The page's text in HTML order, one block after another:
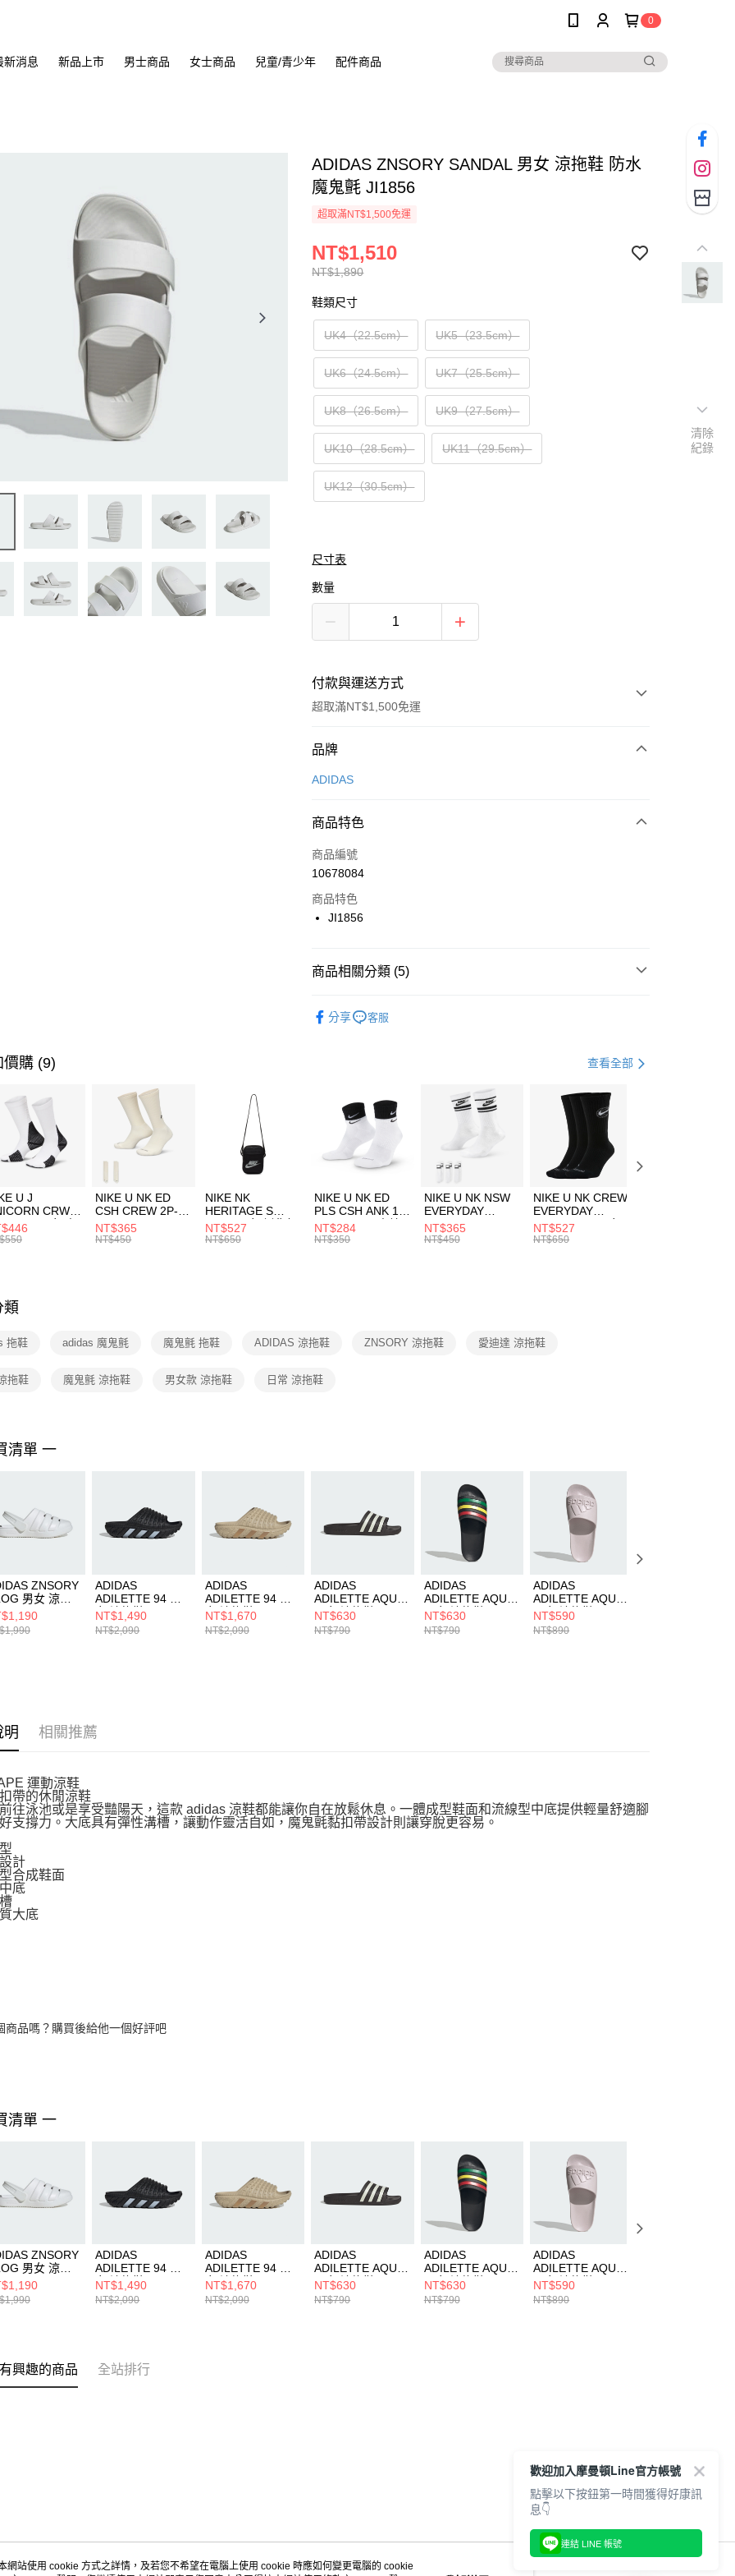
0
新消息 新品上市 男士商品 女士商品 兒童/青少年 配件商品
ADIDAS ZNSORY SANDAL 男女 涼拖鞋 防水
魔鬼氈 JI1856
超取滿NT$1,500免運
NT$1,890
NT$1,510
鞋類尺寸
UK4（22.5cm） UK5（23.5cm）
UK6（24.5cm） UK7（25.5cm）
UK8（26.5cm） UK9（27.5cm）
UK10（28.5cm） UK11（29.5cm）
UK12（30.5cm）
尺寸表
數量
付款與運送方式
超取滿NT$1,500免運
付款方式
信用卡一次付款
合作金庫商業銀行
華南商業銀行
上海商業儲蓄銀行
國泰世華商業銀行
聯邦商業銀行
台新國際商業銀行
LINE Pay
Apple Pay
【關於「AFTEE先享後付」】
３．安心：先確認商品／服務後，再付款。
【「AFTEE先享後付」結帳流程】
１．於結帳方式選擇「AFTEE先享後付」後，將跳轉至「AFTEE先享後
付」結帳頁面，進行簡訊認證並確認金額後，即可完成結帳。
２．訂單成立數日內，您將收到繳費通知簡訊。
３．收到繳費通知簡訊後14天內，點擊此簡訊中的連結，可透過四大超商
／ATM／網路銀行／等多元方式進行付款，方視為交易完成。
※ 請注意：結帳手續完成當下不需立刻繳費，但若您需要取消訂單，請聯
絡購買商品的店家。未經商家同意取消之訂單仍視為有效，需透過AFTEE
先享後付繳納相關費用。
１．透過由恩沛科技股份有限公司提供之「AFTEE先享後付」服務完成之
交易，需依本服務之必要範圍內提供個人資料，並將交易相關給付款項請
２．關於個人資料處理事宜，請瀏覽以下網址：
５．嚴禁一人註冊多個帳號或使用他人資訊註冊。若發現惡意使用之情
形，恩沛科技股份有限公司將有權停止該用戶之使用額度並採取法律行
動。
每筆NT$100，滿NT$1,500(含以上)免運費
每筆NT$100，滿NT$1,500(含以上)免運費
付款後門市自取
每筆NT$100，滿NT$1,500(含以上)免運費
品牌
ADIDAS
商品特色
商品編號
10678084
商品特色
JI1856
商品相關分類 (5)
促銷活動 兒童/青少年｜鞋服6折起
分享 客服
價購 (9) 查看全部
U J
CRW
-160 男女 中
FZ3393100
NIKE U NK ED
CSH CREW 2P-
144 EMBRDY 男
女 短統襪
NT$365
NT$450
NIKE NK
HERITAGE S
SMIT 男女 側背包
BA5871010
NT$527
NT$650
NIKE U NK ED
PLS CSH ANK 1P
144 DBL 男 中統
襪 DH4058104
NT$284
NT$350
NIKE U NK NSW
EVERYDAY
ESSENTIAL CR
男女 短統襪
NT$365
NT$450
NIKE U NK CREW
EVERYDAY
BBALL 3PR 男女
長統襪
NT$527
NT$650
類
拖鞋 adidas 魔鬼氈 魔鬼氈 拖鞋 ADIDAS 涼拖鞋 ZNSORY 涼拖鞋 愛迪達 涼拖鞋
拖鞋 魔鬼氈 涼拖鞋 男女款 涼拖鞋 日常 涼拖鞋
清單 一
ZNSORY
男女 涼拖
ADIDAS
ADILETTE 94 男
女 涼拖鞋 IH6890
NT$1,490
NT$2,090
ADIDAS
ADILETTE 94 男
女 涼拖鞋 IH6894
NT$1,670
NT$2,090
ADIDAS
ADILETTE AQUA
男女 涼拖鞋
IH9009
NT$630
NT$790
ADIDAS
ADILETTE AQUA
男女 涼拖鞋
HQ2449
NT$630
NT$790
ADIDAS
ADILETTE AQUA
男女 涼拖鞋
JQ4719
NT$590
NT$890
明 相關推薦
運動涼鞋
帶的休閒涼鞋
往泳池或是享受豔陽天，這款 adidas 涼鞋都能讓你自在放鬆休息。一體成型鞋面和流線型中底提供輕量舒適腳
支撐力。大底具有彈性溝槽，讓動作靈活自如，魔鬼氈黏扣帶設計則讓穿脫更容易。
計
合成鞋面
底
大底
商品嗎？購買後給他一個好評吧
清單 一
ZNSORY
男女 涼拖
ADIDAS
ADILETTE 94 男
女 涼拖鞋 IH6890
NT$1,490
NT$2,090
ADIDAS
ADILETTE 94 男
女 涼拖鞋 IH6894
NT$1,670
NT$2,090
ADIDAS
ADILETTE AQUA
男女 涼拖鞋
IH9009
NT$630
NT$790
ADIDAS
ADILETTE AQUA
男女 涼拖鞋
HQ2449
NT$630
NT$790
ADIDAS
ADILETTE AQUA
男女 涼拖鞋
JQ4719
NT$590
NT$890
興趣的商品 全站排行
清除
紀錄
網站使用 cookie 方式之詳情，及若您不希望在電腦上使用 cookie 時應如何變更電腦的 cookie
歡迎加入摩曼頓Line官方帳號
點擊以下按鈕第一時間獲得好康訊
息👇
連結 LINE 帳號